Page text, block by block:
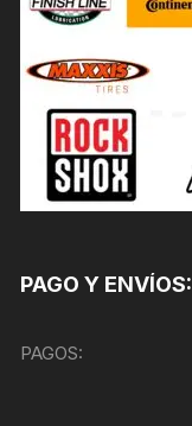
PAGO Y ENVÍOS:
PAGOS: